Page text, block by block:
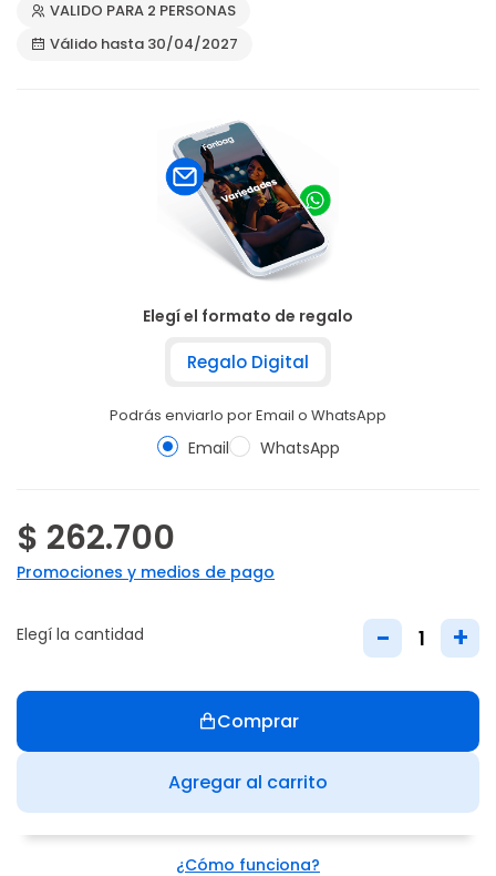
VALIDO PARA 2 PERSONAS
Válido hasta 30/04/2027
Elegí el formato de regalo
Regalo Digital
Podrás enviarlo por Email o WhatsApp
Email WhatsApp
$ 262.700
Promociones y medios de pago
Elegí la cantidad - +
Agregar al carrito
Comprar
¿Cómo funciona?